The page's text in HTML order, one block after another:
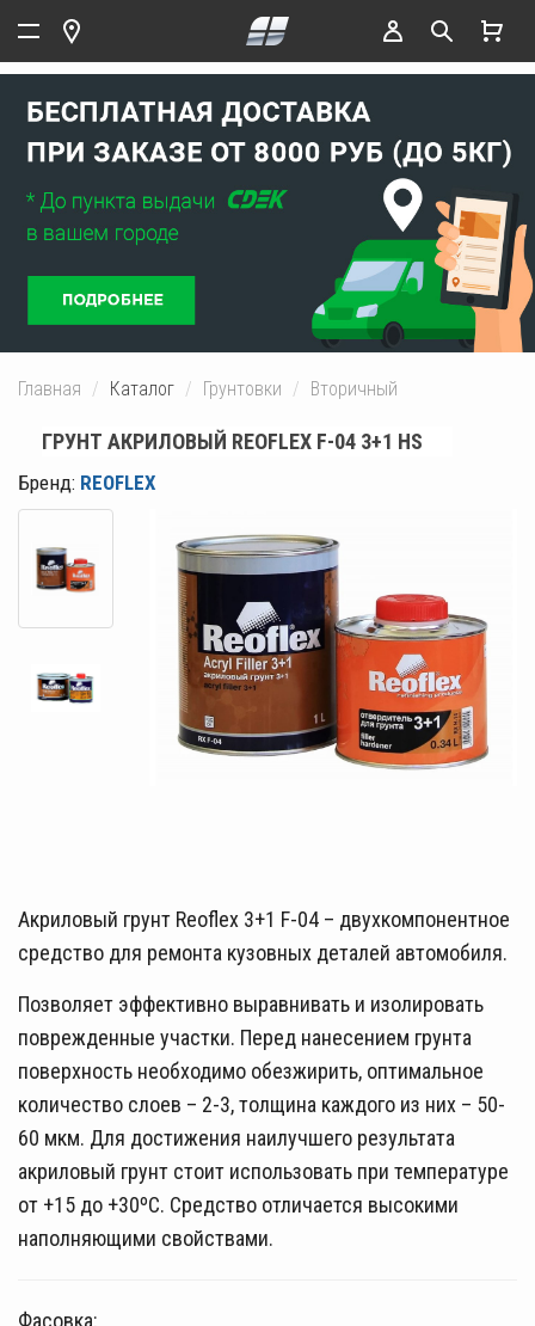
Главная Каталог Грунтовки Вторичный
ГРУНТ АКРИЛОВЫЙ REOFLEX F-04 3+1 HS
Бренд: REOFLEX
Акриловый грунт Reoflex 3+1 F-04 – двухкомпонентное
средство для ремонта кузовных деталей автомобиля.
Позволяет эффективно выравнивать и изолировать
поврежденные участки. Перед нанесением грунта
поверхность необходимо обезжирить, оптимальное
количество слоев – 2-3, толщина каждого из них – 50-
60 мкм. Для достижения наилучшего результата
акриловый грунт стоит использовать при температуре
от +15 до +30ºС. Средство отличается высокими
наполняющими свойствами.